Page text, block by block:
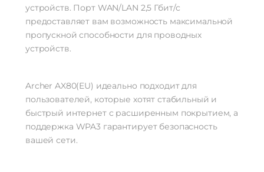
устройств. Порт WAN/LAN 2,5 Гбит/с
предоставляет вам возможность максимальной
пропускной способности для проводных
устройств.
Archer AX80(EU) идеально подходит для
пользователей, которые хотят стабильный и
быстрый интернет с расширенным покрытием, а
поддержка WPA3 гарантирует безопасность
вашей сети.